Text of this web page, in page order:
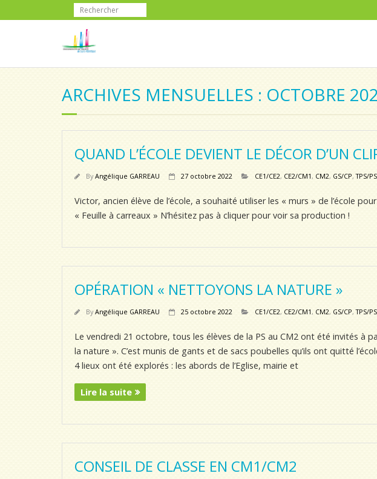
ARCHIVES MENSUELLES : OCTOBRE
QUAND L’ÉCOLE DEVIENT LE DÉCOR D’UN
ByAngélique GARREAU 27 octobre 2022 CE1/CE2, CE2/CM1, CM2, GS/CP,TPS/
Victor, ancien élève de l’école, a souhaité utiliser les « murs » de l’école
« Feuille à carreaux » N’hésitez pas à cliquer pour voir sa production !
OPÉRATION « NETTOYONS LA NATURE »
ByAngélique GARREAU 25 octobre 2022 CE1/CE2, CE2/CM1, CM2, GS/CP,TPS/
Le vendredi 21 octobre, tous les élèves de la PS au CM2 ont été invités à
la nature ». C’est munis de gants et de sacs poubelles qu’ils ont quitté
4 lieux ont été explorés : les abords de l’Eglise, mairie et
Lire la suite
CONSEIL DE CLASSE EN CM1/CM2